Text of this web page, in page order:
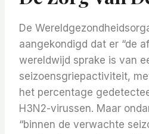
De
aangekondigd dat er “de
wereldwijd sprake is van
seizoensgriepactiviteit,
het percentage
H3N2-virussen. Maar
“binnen de verwachte